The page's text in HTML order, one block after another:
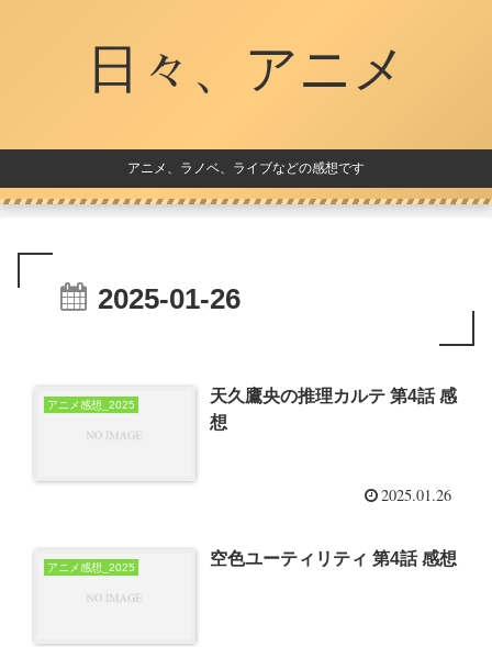
日々、アニメ
アニメ、ラノベ、ライブなどの感想です
2025-01-26
アニメ感想_2025
天久鷹央の推理カルテ 第4話 感
想
2025.01.26
アニメ感想_2025 空色ユーティリティ 第4話 感想